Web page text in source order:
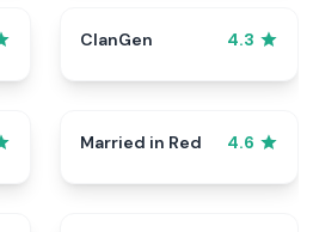
ClanGen 4.3
Married in Red 4.6